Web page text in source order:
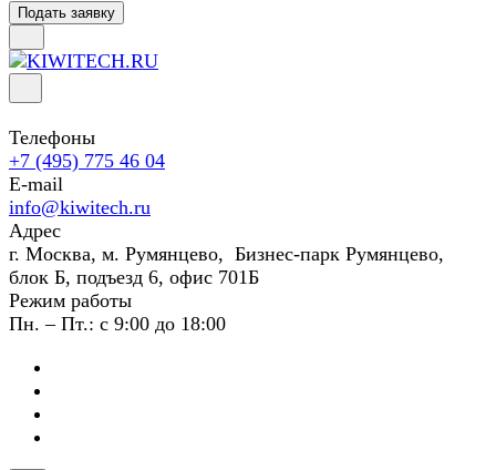
Подать заявку
Телефоны
+7 (495) 775 46 04
E-mail
info@kiwitech.ru
Адрес
г. Москва, м. Румянцево, Бизнес-парк Румянцево,
блок Б, подъезд 6, офис 701Б
Режим работы
Пн. – Пт.: с 9:00 до 18:00